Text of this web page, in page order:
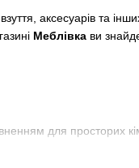
аксесуарів та
Меблівка ви
для просторих